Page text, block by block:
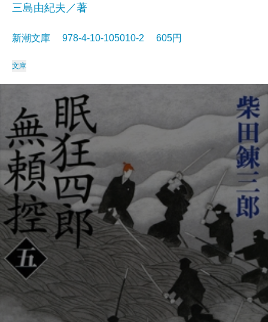
三島由紀夫／著
新潮文庫 978-4-10-105010-2 605円
文庫